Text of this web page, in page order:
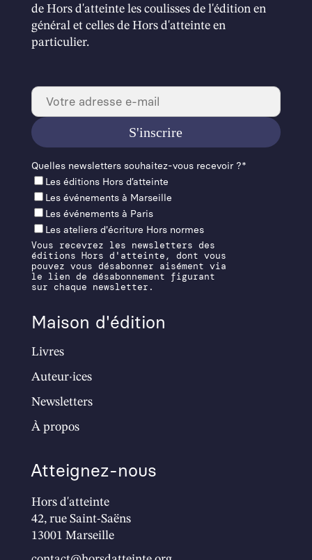
de Hors d'atteinte les coulisses de l'édition en
général et celles de Hors d'atteinte en
particulier.
Quelles newslet­ters souhaitez-vous recevoir ?*
Les éditions Hors d’at­teinte
Les événements à Mar­seille
Les événements à Paris
Les ateliers d'écriture Hors normes
Vous recevrez les newsletters des
éditions Hors d'atteinte, dont vous
pouvez vous désabonner aisément via
le lien de désabonnement figurant
sur chaque newsletter.
Maison d'édition
Livres
Auteur·ices
Newsletters
À propos
Atteignez-nous
Hors d'atteinte
42, rue Saint-Saëns
13001 Marseille